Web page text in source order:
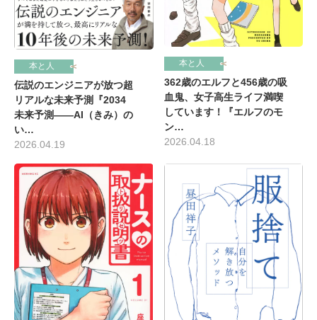
本と人
伝説のエンジニアが放つ超
リアルな未来予測『2034
未来予測――AI（きみ）の
い…
2026.04.19
本と人
362歳のエルフと456歳の吸
血鬼、女子高生ライフ満喫
しています！『エルフのモ
ン…
2026.04.18